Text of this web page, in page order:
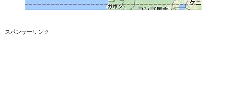
スポンサーリンク